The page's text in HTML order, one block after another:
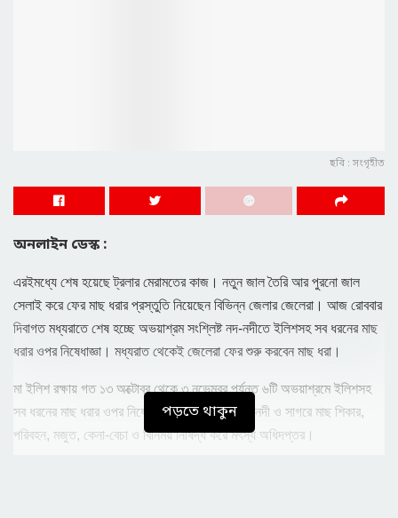
ছবি : সংগৃহীত
অনলাইন ডেস্ক :
এরইমধ্যে শেষ হয়েছে ট্রলার মেরামতের কাজ। নতুন জাল তৈরি আর পুরনো জাল
সেলাই করে ফের মাছ ধরার প্রস্তুতি নিয়েছেন বিভিন্ন জেলার জেলেরা। আজ রোববার
দিবাগত মধ্যরাতে শেষ হচ্ছে অভয়াশ্রম সংশ্লিষ্ট নদ-নদীতে ইলিশসহ সব ধরনের মাছ
ধরার ওপর নিষেধাজ্ঞা। মধ্যরাত থেকেই জেলেরা ফের শুরু করবেন মাছ ধরা।
মা ইলিশ রক্ষায় গত ১৩ অক্টোবর থেকে ৩ নভেম্বর পর্যন্ত ৬টি অভয়াশ্রমে ইলিশসহ
সব ধরনের মাছ ধরার ওপর নিষেধাজ্ঞা জারি হয়। এ সময় নদী ও সাগরে মাছ শিকার,
পরিবহন, মজুত, কেনা-বেচা ও বিনিময় নিষিদ্ধ করে মৎস্য অধিদপ্তর।
পড়তে থাকুন